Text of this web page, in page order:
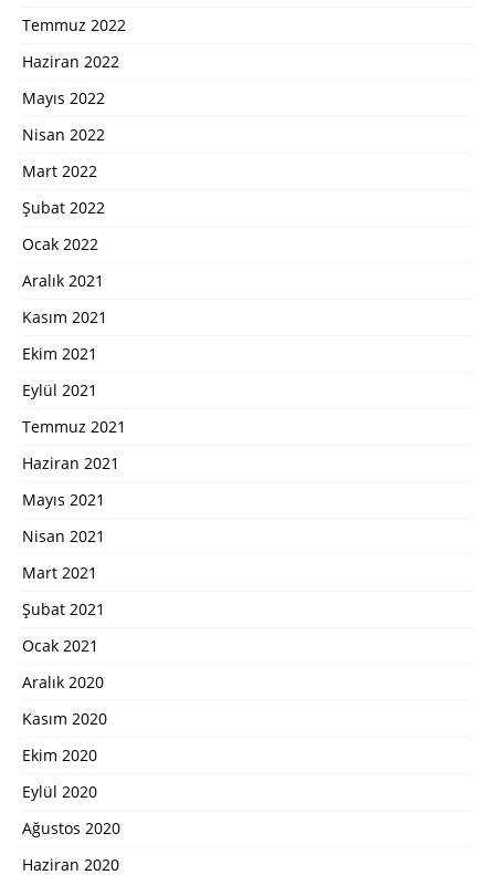
Temmuz 2022
Haziran 2022
Mayıs 2022
Nisan 2022
Mart 2022
Şubat 2022
Ocak 2022
Aralık 2021
Kasım 2021
Ekim 2021
Eylül 2021
Temmuz 2021
Haziran 2021
Mayıs 2021
Nisan 2021
Mart 2021
Şubat 2021
Ocak 2021
Aralık 2020
Kasım 2020
Ekim 2020
Eylül 2020
Ağustos 2020
Haziran 2020